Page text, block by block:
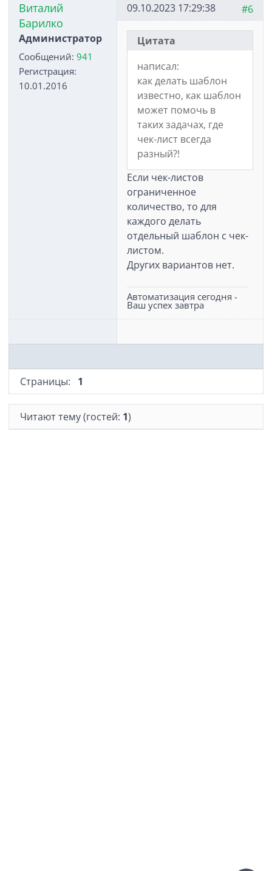
Виталий
Барилко
Администратор
Сообщений: 941
Регистрация:
10.01.2016
#6
09.10.2023 17:29:38
Цитата
написал:
как делать шаблон
известно, как шаблон
может помочь в
таких задачах, где
чек-лист всегда
разный?!
Если чек-листов
ограниченное
количество, то для
каждого делать
отдельный шаблон с чек-
листом.
Других вариантов нет.
Автоматизация сегодня -
Ваш успех завтра
Страницы: 1
Читают тему (гостей: 1)